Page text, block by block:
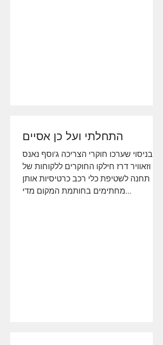
התחלתי ועל כן אסיים
בניסוי שערכו חוקרי הצריכה ג'וסף נאנס
וזאוויר דרז חילקו החוקרים ללקוחות של
תחנה לשטיפת כלי רכב כרטיסיות אותן
מחתימים בחותמת המקום מדי...